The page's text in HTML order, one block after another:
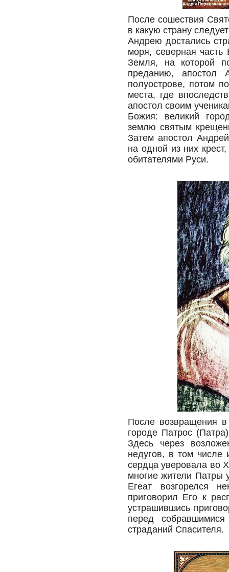
После сошествия
в какую страну
Андрею достались
моря, северная часть
Земля, на которой
преданию, апостол
полуострове, потом
места, где
апостол своим
Божия: великий
землю святым
Затем апостол
на одной из них
обитателями Руси.
После возвращения
городе Патрос
Здесь через
недугов, в том числе
сердца уверовала во
многие жители Патры
Егеат возгорелся
приговорил Его к
устрашившись
перед
страданий Спасителя.